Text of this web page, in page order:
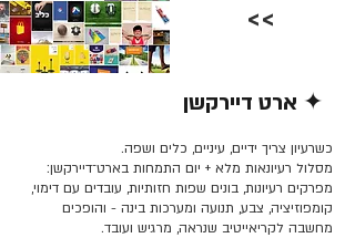
>>
✦ ארט דיירקשן
כשרעיון צריך ידיים, עיניים, כלים ושפה.
מסלול רעיונאות מלא + יום התמחות בארט־דיירקשן:
מפרקים רעיונות, בונים שפות חזותיות, עובדים עם דימוי,
קומפוזיציה, צבע, תנועה ומערכות בינה - והופכים
מחשבה לקריאייטיב שנראה, מרגיש ועובד.